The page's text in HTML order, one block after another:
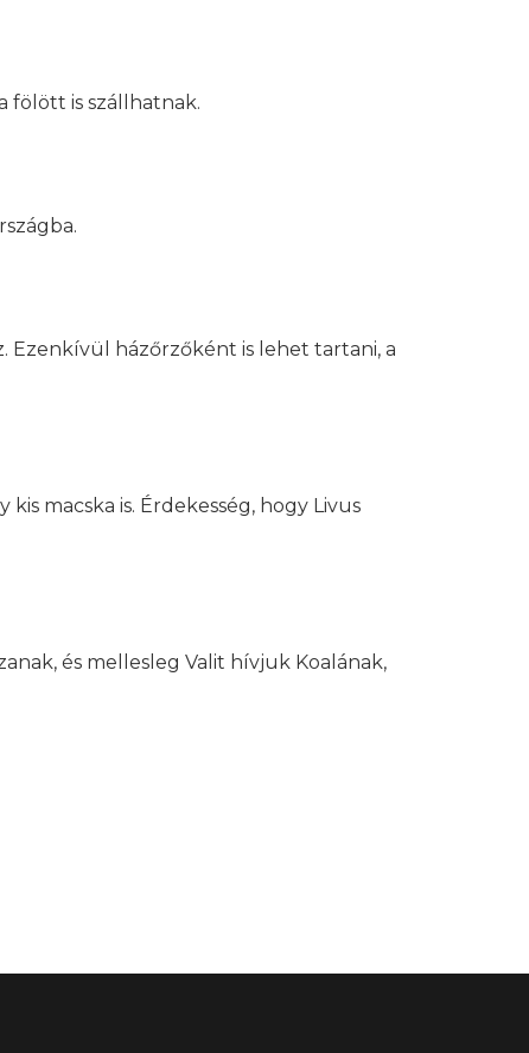
fölött is szállhatnak.
Ezenkívül házőrzőként is lehet tartani, a
macska is. Érdekesség, hogy Livus
és mellesleg Valit hívjuk Koalának,